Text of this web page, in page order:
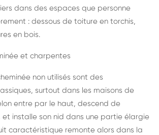
dans des espaces que personne
: dessous de toiture en torchis,
en bois.
et charpentes
non utilisés sont des
surtout dans les maisons de
entre par le haut, descend de
et installe son nid dans une partie élargie
caractéristique remonte alors dans la